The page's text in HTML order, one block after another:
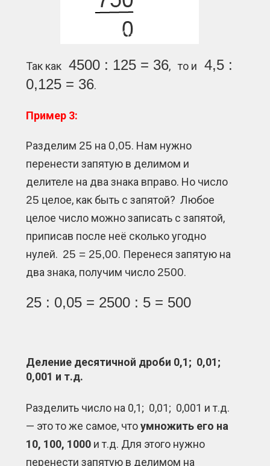
Так как4500 : 125 = 36, то и4,5 :
0,125 = 36.
Пример 3:
Разделим 25 на0,05. Нам нужно
перенести запятую в делимом и
делителе на два знака вправо. Но число
25 целое, как быть с запятой? Любое
целое число можно записать с запятой,
приписав после неё сколько угодно
нулей. 25 = 25,00. Перенеся запятую на
два знака, получим число 2500.
25 : 0,05 = 2500 : 5 = 500
Деление десятичной дроби 0,1; 0,01;
0,001 и т.д.
Разделить число на 0,1; 0,01; 0,001 и т.д.
— это то же самое, чтоумножить его на
10, 100, 1000 и т.д. Для этого нужно
перенести запятую в делимом на